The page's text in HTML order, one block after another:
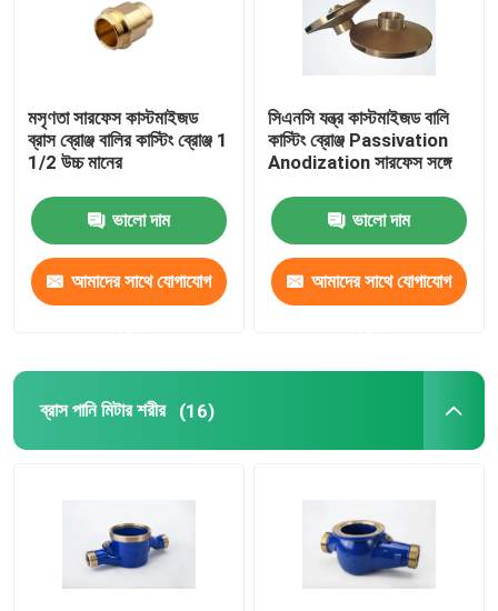
পিতল, তামা, দস্তার সংমিশ্রনে তৈরী রড
কপার স্ট্রিপ
কপার শীট
কপার বাস বার
চাপ হ্রাস ভালভ
মসৃণতা সারফেস কাস্টমাইজড
ব্রাস ব্রোঞ্জ বালির কাস্টিং ব্রোঞ্জ 1
1/2 উচ্চ মানের
ভালো দাম
আমাদের সাথে যোগাযোগ
সিএনসি যন্ত্র কাস্টমাইজড বালি
কাস্টিং ব্রোঞ্জ Passivation
Anodization সারফেস সঙ্গে
ভালো দাম
আমাদের সাথে যোগাযোগ
ব্রাস পানি মিটার শরীর (16)